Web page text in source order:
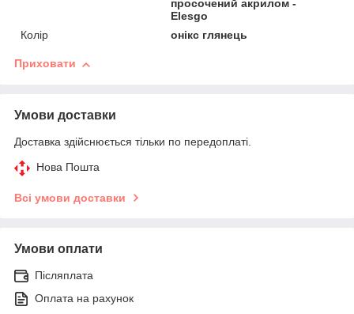
просочений акрилом -
Elesgo
Колір
онікс глянець
Приховати
Умови доставки
Доставка здійснюється тільки по передоплаті.
Нова Пошта
Всі умови доставки
Умови оплати
Післяплата
Оплата на рахунок